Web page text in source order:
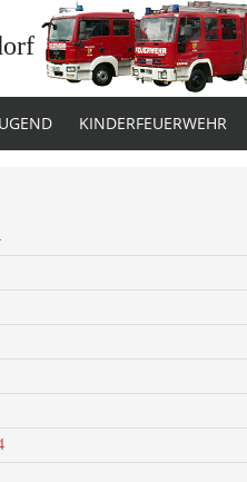
KINDERFEUERWEHR